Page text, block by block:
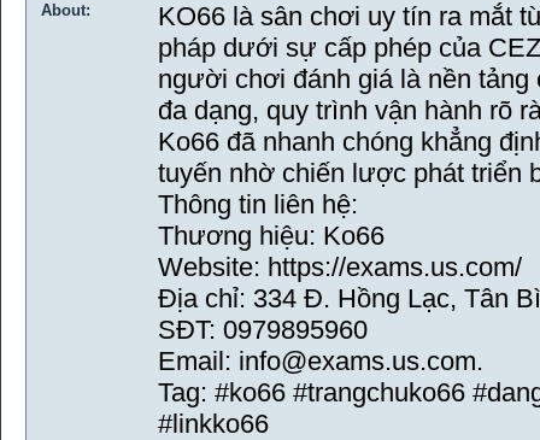
About:
KO66 là sân chơi uy tín ra mắt
pháp dưới sự cấp phép của
người chơi đánh giá là nền
đa dạng, quy trình vận hành rõ
Ko66 đã nhanh chóng khẳng
tuyến nhờ chiến lược phát triển
Thông tin liên hệ:
Thương hiệu: Ko66
Website: https://exams.us.com/
Địa chỉ: 334 Đ. Hồng Lạc, Tân
SĐT: 0979895960
Email: info@exams.us.com.
Tag: #ko66 #trangchuko66
#linkko66